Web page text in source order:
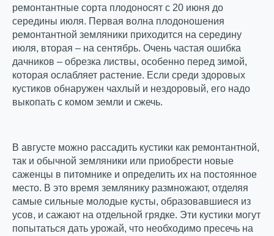
ремонтантные сорта плодоносят с 20 июня до
середины июля. Первая волна плодоношения
ремонтантной земляники приходится на середину
июля, вторая – на сентябрь. Очень частая ошибка
дачников – обрезка листвы, особенно перед зимой,
которая ослабляет растение. Если среди здоровых
кустиков обнаружен чахлый и нездоровый, его надо
выкопать с комом земли и сжечь.
В августе можно рассадить кустики как ремонтантной,
так и обычной земляники или приобрести новые
саженцы в питомнике и определить их на постоянное
место. В это время землянику размножают, отделяя
самые сильные молодые кусты, образовавшиеся из
усов, и сажают на отдельной грядке. Эти кустики могут
попытаться дать урожай, что необходимо пресечь на